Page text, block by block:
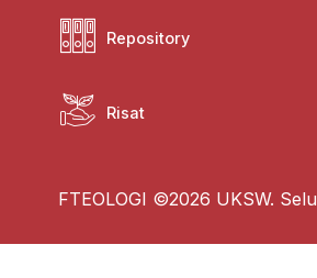
Repository
Risat
FTEOLOGI ©2026 UKSW.